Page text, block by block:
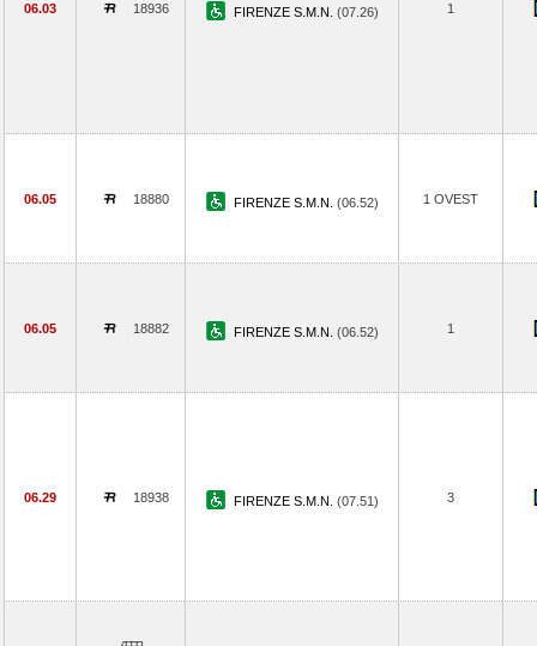
06.03 18936 FIRENZE S.M.N. (07.26) 1
06.05 18880 FIRENZE S.M.N. (06.52) 1 OVEST
06.05 18882 FIRENZE S.M.N. (06.52) 1
06.29 18938 FIRENZE S.M.N. (07.51) 3